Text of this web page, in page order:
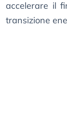
accelerare il
transizione